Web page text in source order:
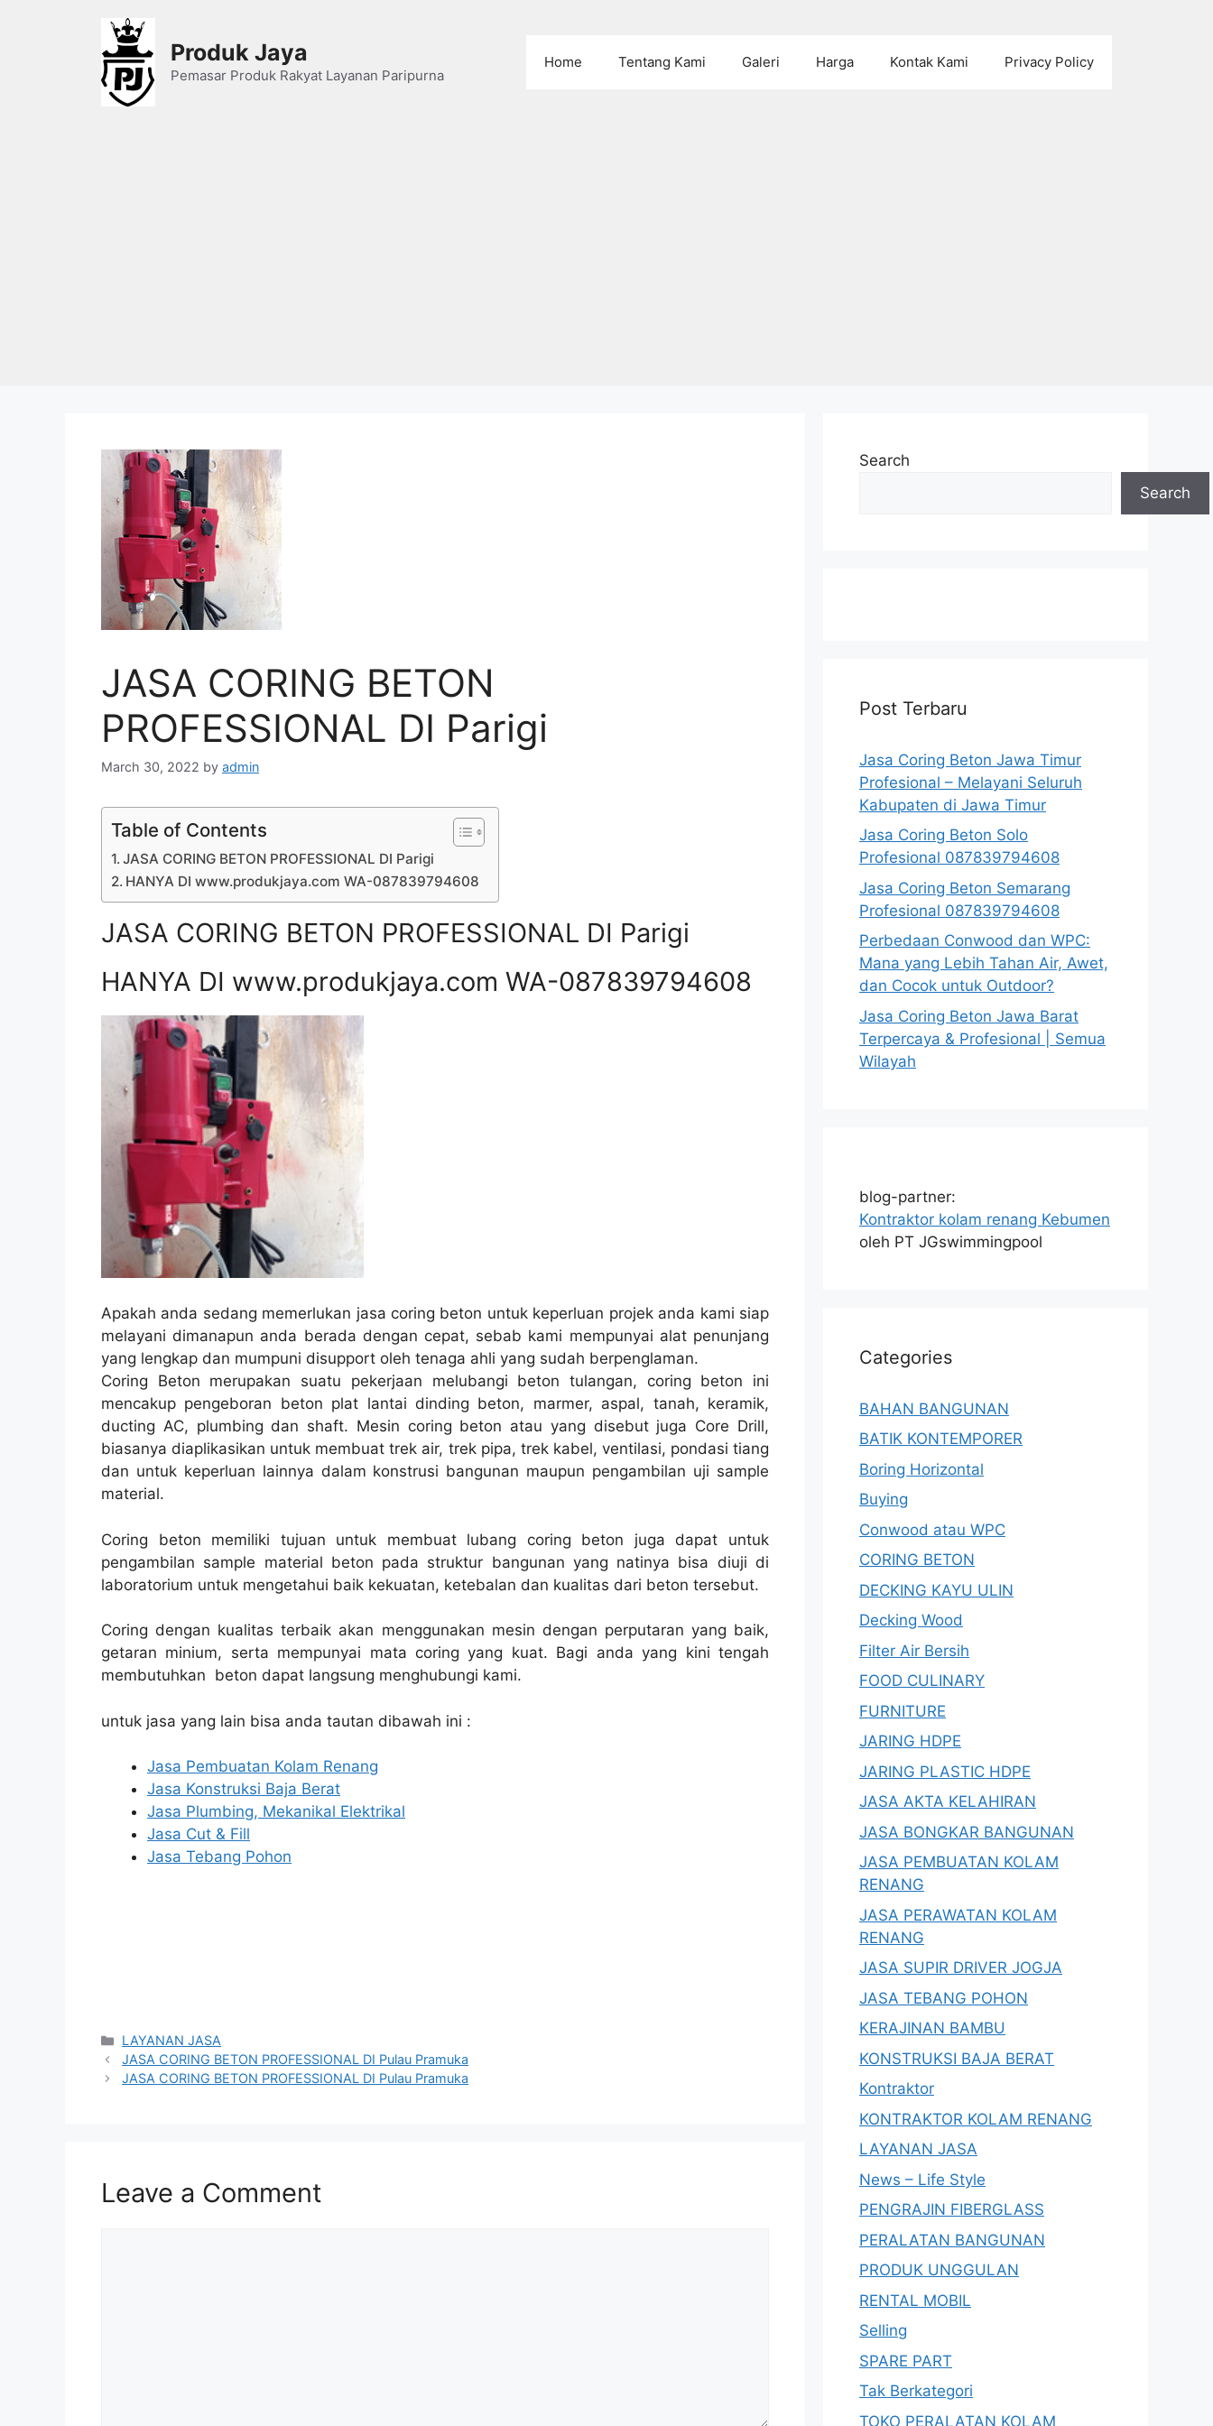
Produk Jaya
Pemasar Produk Rakyat Layanan Paripurna
Home Tentang Kami Galeri Harga Kontak Kami Privacy Policy
JASA CORING BETON
PROFESSIONAL DI Parigi
March 30, 2022 by admin
Table of Contents
JASA CORING BETON PROFESSIONAL DI Parigi
HANYA DI www.produkjaya.com WA-087839794608
JASA CORING BETON PROFESSIONAL DI Parigi
HANYA DI www.produkjaya.com WA-087839794608
Apakah anda sedang memerlukan jasa coring beton untuk keperluan projek anda kami siap
melayani dimanapun anda berada dengan cepat, sebab kami mempunyai alat penunjang
yang lengkap dan mumpuni disupport oleh tenaga ahli yang sudah berpenglaman.
Coring Beton merupakan suatu pekerjaan melubangi beton tulangan, coring beton ini
mencakup pengeboran beton plat lantai dinding beton, marmer, aspal, tanah, keramik,
ducting AC, plumbing dan shaft. Mesin coring beton atau yang disebut juga Core Drill,
biasanya diaplikasikan untuk membuat trek air, trek pipa, trek kabel, ventilasi, pondasi tiang
dan untuk keperluan lainnya dalam konstrusi bangunan maupun pengambilan uji sample
material.
Coring beton memiliki tujuan untuk membuat lubang coring beton juga dapat untuk
pengambilan sample material beton pada struktur bangunan yang natinya bisa diuji di
laboratorium untuk mengetahui baik kekuatan, ketebalan dan kualitas dari beton tersebut.
Coring dengan kualitas terbaik akan menggunakan mesin dengan perputaran yang baik,
getaran minium, serta mempunyai mata coring yang kuat. Bagi anda yang kini tengah
membutuhkan beton dapat langsung menghubungi kami.
untuk jasa yang lain bisa anda tautan dibawah ini :
Jasa Pembuatan Kolam Renang
Jasa Konstruksi Baja Berat
Jasa Plumbing, Mekanikal Elektrikal
Jasa Cut & Fill
Jasa Tebang Pohon
Categories
LAYANAN JASA
JASA CORING BETON PROFESSIONAL DI Pulau Pramuka
JASA CORING BETON PROFESSIONAL DI Pulau Pramuka
Leave a Comment
Search
Search
Post Terbaru
Jasa Coring Beton Jawa Timur
Profesional – Melayani Seluruh
Kabupaten di Jawa Timur
Jasa Coring Beton Solo
Profesional 087839794608
Jasa Coring Beton Semarang
Profesional 087839794608
Perbedaan Conwood dan WPC:
Mana yang Lebih Tahan Air, Awet,
dan Cocok untuk Outdoor?
Jasa Coring Beton Jawa Barat
Terpercaya & Profesional | Semua
Wilayah
blog-partner:
Kontraktor kolam renang Kebumen
oleh PT JGswimmingpool
Categories
BAHAN BANGUNAN
BATIK KONTEMPORER
Boring Horizontal
Buying
Conwood atau WPC
CORING BETON
DECKING KAYU ULIN
Decking Wood
Filter Air Bersih
FOOD CULINARY
FURNITURE
JARING HDPE
JARING PLASTIC HDPE
JASA AKTA KELAHIRAN
JASA BONGKAR BANGUNAN
JASA PEMBUATAN KOLAM
RENANG
JASA PERAWATAN KOLAM
RENANG
JASA SUPIR DRIVER JOGJA
JASA TEBANG POHON
KERAJINAN BAMBU
KONSTRUKSI BAJA BERAT
Kontraktor
KONTRAKTOR KOLAM RENANG
LAYANAN JASA
News – Life Style
PENGRAJIN FIBERGLASS
PERALATAN BANGUNAN
PRODUK UNGGULAN
RENTAL MOBIL
Selling
SPARE PART
Tak Berkategori
TOKO PERALATAN KOLAM